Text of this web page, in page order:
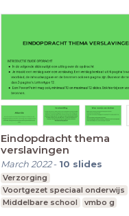
Eindopdracht thema
verslavingen
March 2022- 10 slides
Verzorging
Voortgezet speciaal onderwijs
Middelbare school
vmbo g